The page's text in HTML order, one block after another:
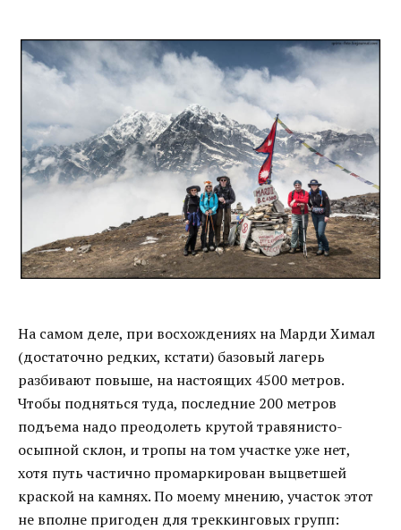
На самом деле, при восхождениях на Марди Химал
(достаточно редких, кстати) базовый лагерь
разбивают повыше, на настоящих 4500 метров.
Чтобы подняться туда, последние 200 метров
подъема надо преодолеть крутой травянисто-
осыпной склон, и тропы на том участке уже нет,
хотя путь частично промаркирован выцветшей
краской на камнях. По моему мнению, участок этот
не вполне пригоден для треккинговых групп: